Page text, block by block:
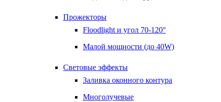
Прожекторы
Floodlight и угол 70-120°
Малой мощности (до 40W)
Световые эффекты
Заливка оконного контура
Многолучевые